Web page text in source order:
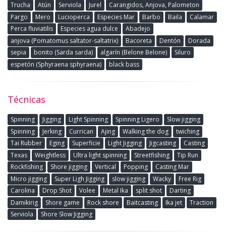
Trucha
Atún Serviola Jurel
Carangidos, Anjova, Palometon
Pargo
Mero Lucioperca Especies Mar Barbo Baila
Calamar
Perca fluviatilis
Especies agua dulce
Abadejo
anjova (Pomatomus saltator-saltatrix)
Bacoreta Dentón
Dorada
sepia
bonito (Sarda sarda) algarín (Belone Belone)
Siluro
espetón (Sphyraena sphyraena)
black bass
Técnicas
Spinning Jigging Light Spinning Spinning Ligero
Slow jigging
Spinning
Jerking Currican Ajing Walking the dog
twiching
Tai Rubber
Eging Superficie Light Jigging Jigcasting
Casting
Texas
Weightless Ultra light spinning Streetfishing
Tip Run
Rockfishing
Shore jigging Vertical Popping
Casting Mar
Micro jigging
Super Ligh Jigging slow jigging Wacky
Free Rig
Carolina
Drop Shot Volee Metal Ika split shot
Darting
Damikirig
Shore game Rock shore Baitcasting Ika jet
Traction
Serviola
Shore Slow Jigging